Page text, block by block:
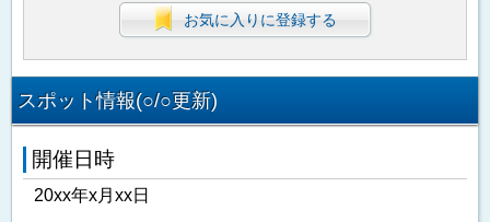
お気に入りに登録する
スポット情報(○/○更新)
開催日時
20xx年x月xx日